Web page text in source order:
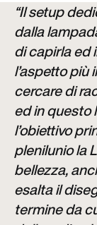
“Il setup
dalla
di capirla ed
l’aspetto
cercare di
ed in questo
l’obiettivo
plenilunio la
bellezza,
esalta il
termine da